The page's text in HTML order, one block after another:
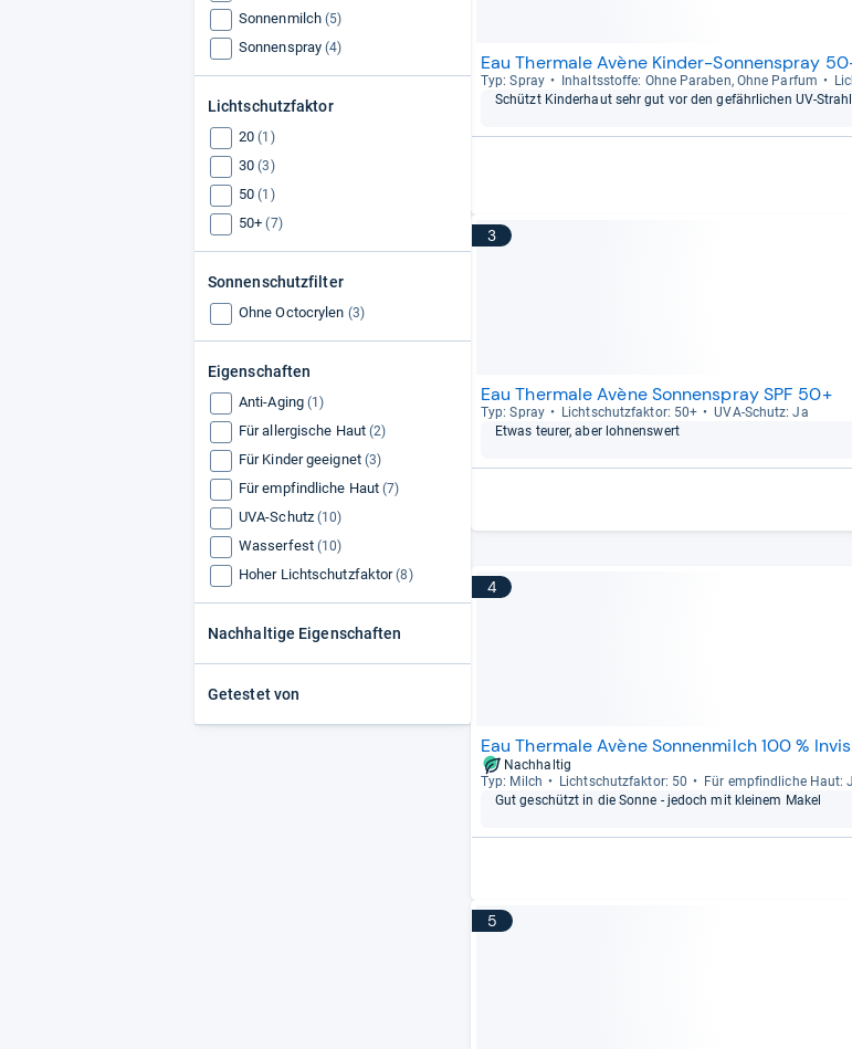
Sonnenmilch (5)
Sonnenspray (4)
Lichtschutzfaktor
20 (1)
30 (3)
50 (1)
50+ (7)
Sonnenschutzfilter
Ohne Octocrylen (3)
Eigenschaften
Anti-Aging (1)
Für allergische Haut (2)
Für Kinder geeignet (3)
Für empfindliche Haut (7)
UVA-Schutz (10)
Wasserfest (10)
Hoher Lichtschutzfaktor (8)
Nachhaltige Eigenschaften
Getestet von
Eau Thermale Avène Kinder-Sonnenspray
Typ: Spray Inhaltss­toffe: Ohne Para­ben, Ohne Par­fum
Schützt Kin­der­haut sehr gut vor den gefähr­li­chen UV-​
3
Eau Thermale Avène Sonnenspray SPF 50+
Typ: Spray Licht­schutz­fak­tor: 50+
UVA-​Schutz: Ja
Etwas teu­rer, aber loh­nens­wert
4
Eau Thermale Avène Sonnenmilch 100 %
Nachhaltig
Typ: Milch
Licht­schutz­fak­tor: 50
Für emp­find­li­che Haut:
Gut geschützt in die Sonne -​ jedoch mit klei­nem Makel
5